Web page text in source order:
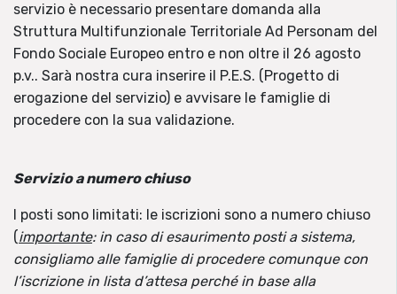
servizio è necessario presentare domanda alla
Struttura Multifunzionale Territoriale Ad Personam del
Fondo Sociale Europeo entro e non oltre il 26 agosto
p.v.. Sarà nostra cura inserire il P.E.S. (Progetto di
erogazione del servizio) e avvisare le famiglie di
procedere con la sua validazione.
Servizio a numero chiuso
I posti sono limitati: le iscrizioni sono a numero chiuso
(importante: in caso di esaurimento posti a sistema,
consigliamo alle famiglie di procedere comunque con
l’iscrizione in lista d’attesa perché in base alla